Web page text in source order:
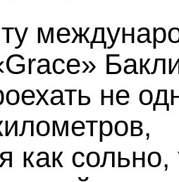
не
как сольно,